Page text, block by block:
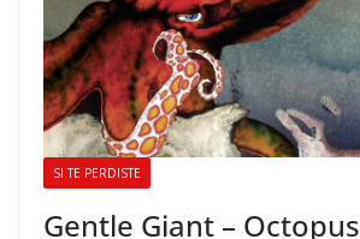
SI TE PERDISTE
Gentle Giant – Octopus